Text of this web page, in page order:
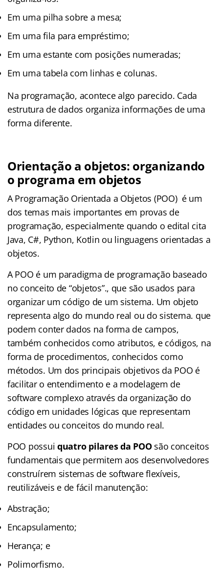
Em uma pilha sobre a mesa;
Em uma fila para empréstimo;
Em uma estante com posições numeradas;
Em uma tabela com linhas e colunas.
Na programação, acontece algo parecido. Cada
estrutura de dados organiza informações de uma
forma diferente.
Orientação a objetos: organizando
o programa em objetos
A Programação Orientada a Objetos (POO) é um
dos temas mais importantes em provas de
programação, especialmente quando o edital cita
Java, C#, Python, Kotlin ou linguagens orientadas a
objetos.
A POO é um paradigma de programação baseado
no conceito de “objetos”., que são usados para
organizar um código de um sistema. Um objeto
representa algo do mundo real ou do sistema. que
podem conter dados na forma de campos,
também conhecidos como atributos, e códigos, na
forma de procedimentos, conhecidos como
métodos. Um dos principais objetivos da POO é
facilitar o entendimento e a modelagem de
software complexo através da organização do
código em unidades lógicas que representam
entidades ou conceitos do mundo real.
POO possuiquatro pilares da POOsão conceitos
fundamentais que permitem aos desenvolvedores
construírem sistemas de software flexíveis,
reutilizáveis e de fácil manutenção:
Abstração;
Encapsulamento;
Herança; e
Polimorfismo.